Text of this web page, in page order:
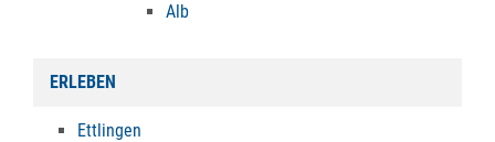
Alb
ERLEBEN
Ettlingen